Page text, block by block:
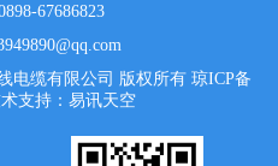
67686823
电缆有限公司 版权所有 琼ICP备
支持：易讯天空